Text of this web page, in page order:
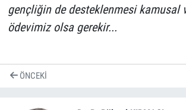
gençliğin de desteklenmesi kamusal
ödevimiz olsa gerekir...
ÖNCEKI